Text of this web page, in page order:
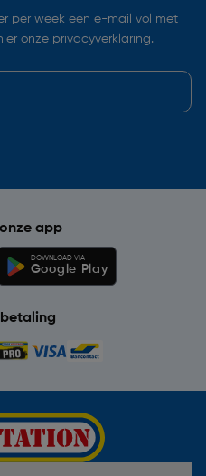
per week een e-mail vol met
onze privacyverklaring.
app
DOWNLOAD VIA
Google Play